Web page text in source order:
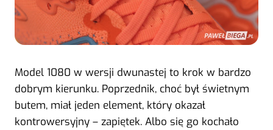
Model 1080 w wersji dwunastej to krok w bardzo
dobrym kierunku. Poprzednik, choć był świetnym
butem, miał jeden element, który okazał
kontrowersyjny – zapiętek. Albo się go kochało